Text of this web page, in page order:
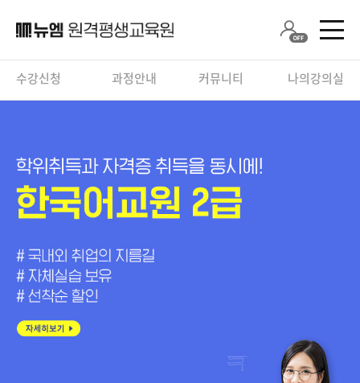
수강신청 과정안내 커뮤니티 나의강의실